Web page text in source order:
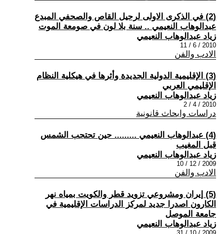
(2) في الذكرى الاولى لرحيل القاص والصحفي المبدع
عبدالوهاب النعيمي .. سنة بلا لون في صومعة الموت
زياد عبدالوهاب النعيمي
2010 / 6 / 11
الادب والفن
(3) الإقليمية الدولية الجديدة وأثرها في هيكلية النظام
الإقليمي العربي
زياد عبدالوهاب النعيمي
2010 / 4 / 2
دراسات وابحاث قانونية
(4) عبدالوهاب النعيمي ......... حين تحتجب الشمس
قبل المغيب
زياد عبدالوهاب النعيمي
2009 / 12 / 10
الادب والفن
(5) إيران ومشروعي تزويد قطر والكويت بمياه نهر
الكارون اصدرا جديد لمركز الدراسات الإقليمية في
جامعة الموصل
زياد عبدالوهاب النعيمي